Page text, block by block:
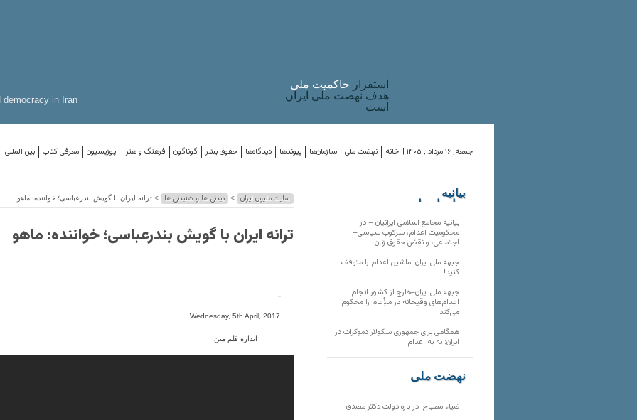
democracy in Iran
استقرار حاکميت ملی
هدف نهضت ملی ایران
است
بین المللی معرفی کتاب اپوزیسیون فرهنگ و هنر گوناگون حقوق بشر دیدگاه‌ها پیوندها سازمان‌ها نهضت ملی خانه جمعه, ۱۶ مرداد , ۱۴۰۵ |
سایت ملیون ایران > دیدنی ها و شنیدنی ها > ترانه ایران با گویش بندرعباسی؛ خواننده: ماهو
ترانه ایران با گویش بندرعباسی؛ خواننده: ماهو
-
Wednesday, 5th April, 2017
اندازه قلم متن
بیانیه
سازمان‌های
بیانیه مجامع اسلامی ایرانیان – در
محکومیت اعدام، سرکوب سیاسی–
اجتماعی، و نقض حقوق زنان
جبهه ملی ایران: ماشین اعدام را متوقف
کنید!
جبهه ملی ایران-خارج از کشور انجام
اعدام‌های وقیحانه در ملأِعام را محکوم
می‌کند
همگامی برای جمهوری سکولار دموکرات در
ایران: نه به اعدام
نهضت ملی
ضیاء مصباح: در باره دولت دکتر مصدق